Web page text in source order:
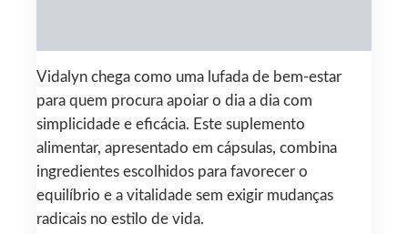
Vidalyn chega como uma lufada de bem-estar
para quem procura apoiar o dia a dia com
simplicidade e eficácia. Este suplemento
alimentar, apresentado em cápsulas, combina
ingredientes escolhidos para favorecer o
equilíbrio e a vitalidade sem exigir mudanças
radicais no estilo de vida.